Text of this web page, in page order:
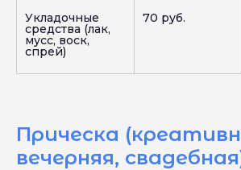
Укладочные
средства (лак,
мусс, воск,
спрей)
70 руб.
Прическа
вечерняя,